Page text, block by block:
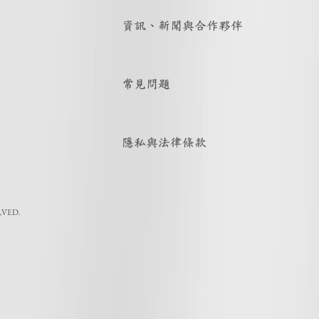
資訊、新聞與合作夥伴
常見問題
隱私與法律條款